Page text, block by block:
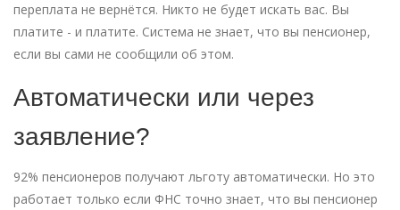
переплата не вернётся. Никто не будет искать вас. Вы
платите - и платите. Система не знает, что вы пенсионер,
если вы сами не сообщили об этом.
Автоматически или через
заявление?
92% пенсионеров получают льготу автоматически. Но это
работает только если ФНС точно знает, что вы пенсионер